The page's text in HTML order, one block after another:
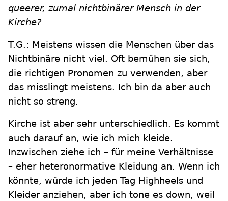
queerer, zumal nichtbinärer Mensch in der
Kirche?
T.G.: Meistens wissen die Menschen über das
Nichtbinäre nicht viel. Oft bemühen sie sich,
die richtigen Pronomen zu verwenden, aber
das misslingt meistens. Ich bin da aber auch
nicht so streng.
Kirche ist aber sehr unterschiedlich. Es kommt
auch darauf an, wie ich mich kleide.
Inzwischen ziehe ich – für meine Verhältnisse
– eher heteronormative Kleidung an. Wenn ich
könnte, würde ich jeden Tag Highheels und
Kleider anziehen, aber ich tone es down, weil